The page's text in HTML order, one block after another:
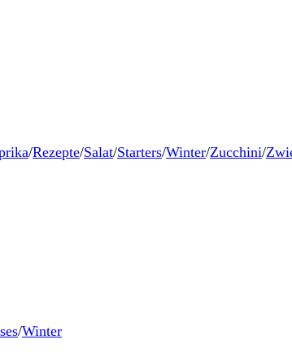
/Rezepte/Salat/Starters/Winter/Zucchini/
/Winter